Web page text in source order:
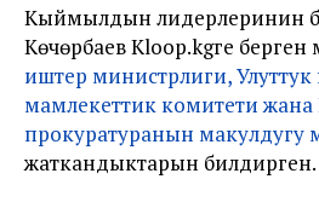
Кыймылдын лидерлеринин
Көчөрбаев Kloop.kgге берген
иштер министрлиги,
мамлекеттик комитети
прокуратуранын макулдугу
жаткандыктарын билдирген.